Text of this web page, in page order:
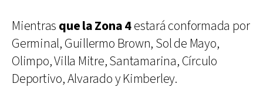
Mientras que la Zona 4estará conformada por
Germinal, Guillermo Brown, Sol de Mayo,
Olimpo, Villa Mitre, Santamarina, Círculo
Deportivo, Alvarado y Kimberley.